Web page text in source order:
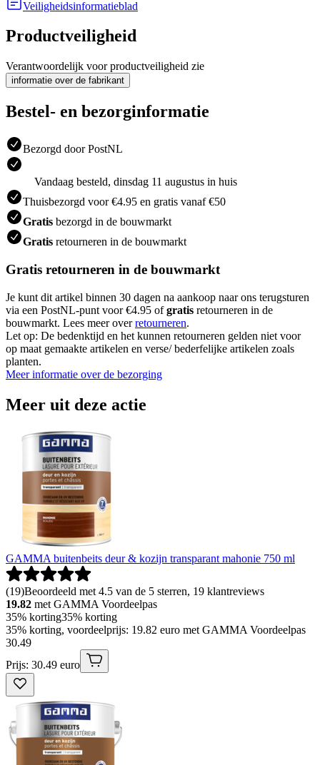
Veiligheidsinformatieblad
Productveiligheid
Verantwoordelijk voor productveiligheid zie
informatie over de fabrikant
Bestel- en bezorginformatie
Bezorgd door PostNL
Vandaag besteld, dinsdag 11 augustus in huis
Thuisbezorgd voor €4.95 en gratis vanaf €50
Gratis bezorgd in de bouwmarkt
Gratis retourneren in de bouwmarkt
Gratis retourneren in de bouwmarkt
Je kunt dit artikel binnen 30 dagen na aankoop naar ons terugsturen
via een PostNL-punt voor €4.95 ofgratis retourneren in de
bouwmarkt. Lees meer overretourneren.
Let op: De bedenktijd en het kunnen retourneren gelden niet voor
op maat gemaakte artikelen en verse/ bederfelijke artikelen zoals
planten.
Meer informatie over de bezorging
Meer uit deze actie
GAMMA buitenbeits deur & kozijn transparant mahonie 750 ml
(19)Beoordeeld met 4.5 van de 5 sterren, 19 klantreviews
19.82 met GAMMA Voordeelpas
35% korting35% korting
35% korting, voordeelprijs: 19.82 euro met GAMMA Voordeelpas
30.49
Prijs: 30.49 euro